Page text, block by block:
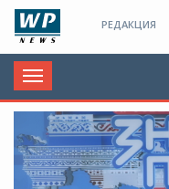
РЕДАКЦИЯ
Toggle
navigation